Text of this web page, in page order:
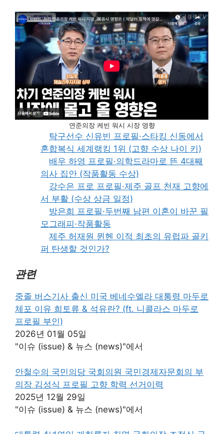
연준의장 케빈 워시 시장 영향
탁구선수 신유빈 프로필·스타킹 신동에서
혼합복식 세계랭킹 1위 (고향 수상 나이 키)
배우 하영 프로필·의학드라마로 뜬 4대째
의사 집안 (작품활동 수상)
강수은 프로 프로필·제주 골프 천재 고향에
서 부활 (수상 상금 일정)
방은희 프로필·두번째 남편 이혼이 바꾼 필
모그래피·작품활동
제주 허재원 뮌헨 이적 최초의 유럽파 골키
퍼 탄생할 것인가?
관련
중졸 버스기사 출신 미국 베네수엘라 대통령 마두로
체포 이유 희토류 & 석유란? (ft. 니콜라스 마두로
프로필 부인)
2026년 01월 05일
"이슈 (issue) & 뉴스 (news)"에서
안철수의 국민의당 국회의원 국민경제자문회의 부
의장 김성식 프로필 고향 학력 선거이력
2025년 12월 29일
"이슈 (issue) & 뉴스 (news)"에서